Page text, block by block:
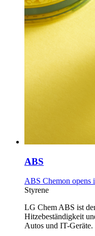
ABS
ABS Chemon
Styrene
LG Chem ABS ist
Hitzebeständigkeit
Autos und IT-Geräte.